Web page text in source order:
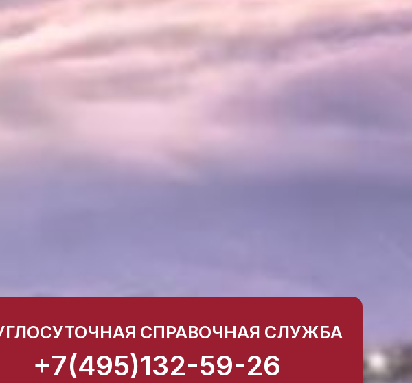
СПРАВОЧНАЯ СЛУЖБА
+7(495)132-59-26